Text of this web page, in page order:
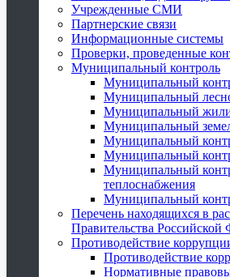
Учрежденные СМИ
Партнерские связи
Информационные системы
Проверки, проведенные
Муниципальный контроль
Муниципальный
Муниципальный
Муниципальный
Муниципальный
Муниципальный
Муниципальный
Муниципальный
теплоснабжения
Муниципальный
Перечень находящихся в
Правительства
Противодействие
Противодействие
Нормативные